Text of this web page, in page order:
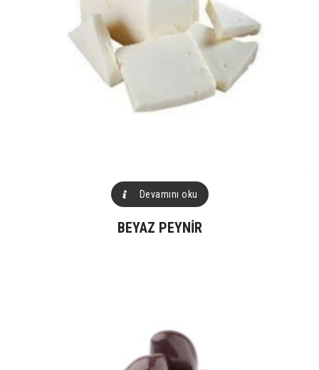
Devamını oku
BEYAZ PEYNIR